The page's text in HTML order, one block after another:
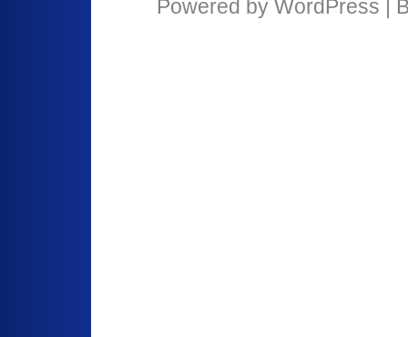
Powered by WordPress |